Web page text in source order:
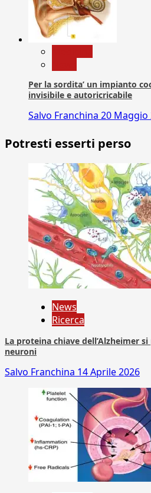
Per la sordita’ un impianto
invisibile e autoricricabile
Salvo Franchina 20 Maggio
Potresti esserti perso
News
Ricerca
La proteina chiave dell’Alzheimer
neuroni
Salvo Franchina 14 Aprile 2026